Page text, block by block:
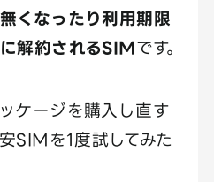
くなったり利用期限
解約されるSIMです。
ケージを購入し直す
SIMを1度試してみた